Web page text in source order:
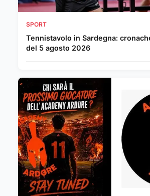
SPORT
Tennistavolo in Sardegna:
del 5 agosto 2026